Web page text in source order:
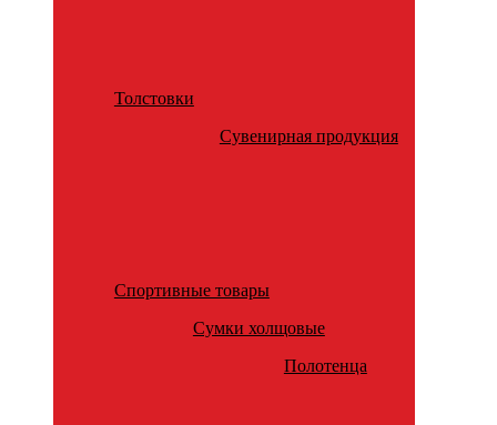
Толстовки
Сувенирная продукция
Спортивные товары
Сумки холщовые
Полотенца